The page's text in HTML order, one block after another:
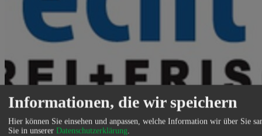
Informationen, die wir speichern
Hier können Sie einsehen und anpassen, welche Information wir über Sie
Sie in unserer Datenschutzerklärung.